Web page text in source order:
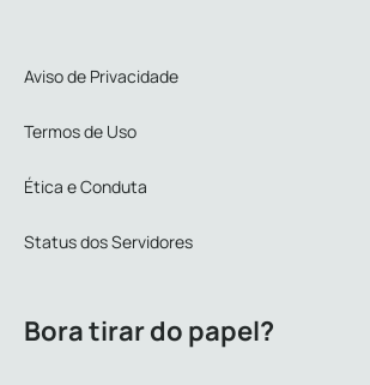
Aviso de Privacidade
Termos de Uso
Ética e Conduta
Status dos Servidores
Bora tirar do papel?